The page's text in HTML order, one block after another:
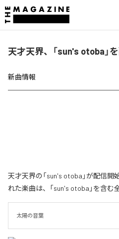
天才天界、「sun's otoba」
新曲情報
天才天界の「sun's otoba」が配信
れた楽曲は、「sun's otoba」を含む
太陽の音葉